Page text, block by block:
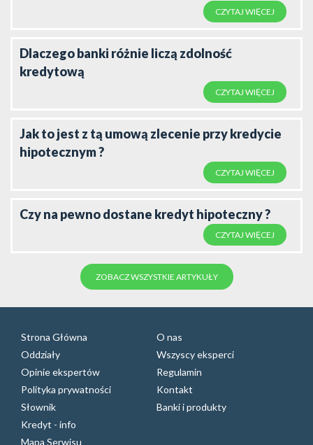
CZYTAJ WIĘCEJ
Dlaczego banki różnie liczą zdolność
kredytową
CZYTAJ WIĘCEJ
Jak to jest z tą umową zlecenie przy kredycie
hipotecznym ?
CZYTAJ WIĘCEJ
Czy na pewno dostane kredyt hipoteczny ?
CZYTAJ WIĘCEJ
ZOBACZ WSZYSTKIE ARTYKUŁY
Strona Główna
O nas
Oddziały
Wszyscy eksperci
Opinie ekspertów
Regulamin
Polityka prywatności
Kontakt
Słownik
Banki i produkty
Kredyt - info
Mapa Serwisu